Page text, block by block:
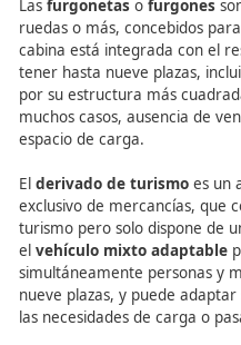
máximo de nueve
vehículos compactos,
claramente definido y
están diseñados para
de ocio y pueden circular
Lasfurgonetaso
ruedas o más,
cabina está integrada
tener hasta nueve
por su estructura más